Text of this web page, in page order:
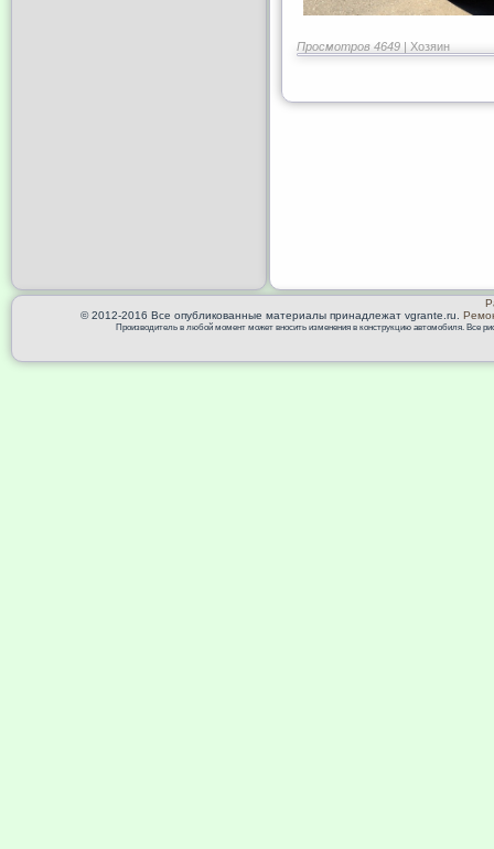
Просмотров 4649 | Хозяин
© 2012-2016 Все опубликованные материалы принадлежат vgrante.ru.
Производитель в любой момент может вносить изменения в конструкцию автомобиля. Все